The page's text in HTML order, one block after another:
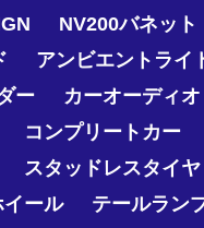
NV200バネット
アンビエントライ
ー カーオーディオ
コンプリートカー
スタッドレスタイヤ
イール テールラン